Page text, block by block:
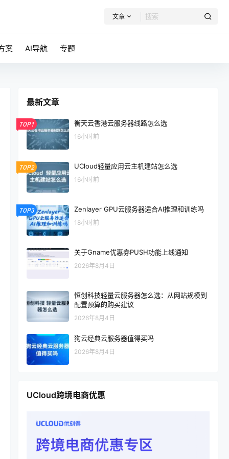
文章
案 AI导航 专题
最新文章
TOP1 衡天云香港云服务器线路怎么选
16小时前
TOP2 UCloud轻量应用云主机建站怎么选
16小时前
TOP3 Zenlayer GPU云服务器适合AI推理和训练吗
18小时前
关于Gname优惠券PUSH功能上线通知
2026年8月4日
恒创科技轻量云服务器怎么选：从网站规模到
配置预算的购买建议
2026年8月4日
狗云经典云服务器值得买吗
2026年8月4日
UCloud跨境电商优惠